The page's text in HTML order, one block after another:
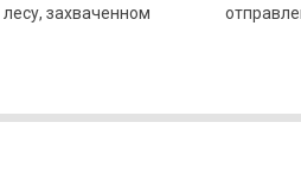
захваченном